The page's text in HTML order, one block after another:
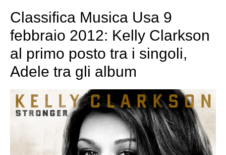
Classifica Musica Usa 9
febbraio 2012: Kelly Clarkson
al primo posto tra i singoli,
Adele tra gli album